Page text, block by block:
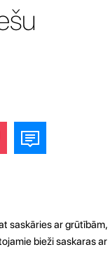
saskāries ar grūtībām,
bieži saskaras ar